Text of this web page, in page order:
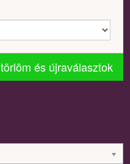
törlöm és újraválasztok